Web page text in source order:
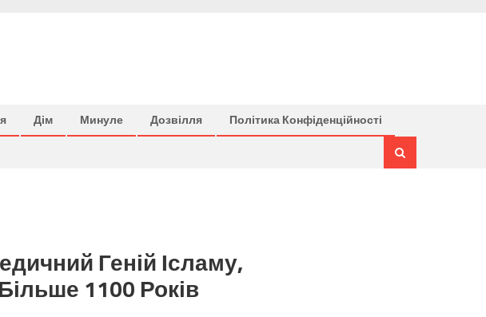
Дім Минуле Дозвілля Політика Конфіденційності
Геній Ісламу,
1100 Років